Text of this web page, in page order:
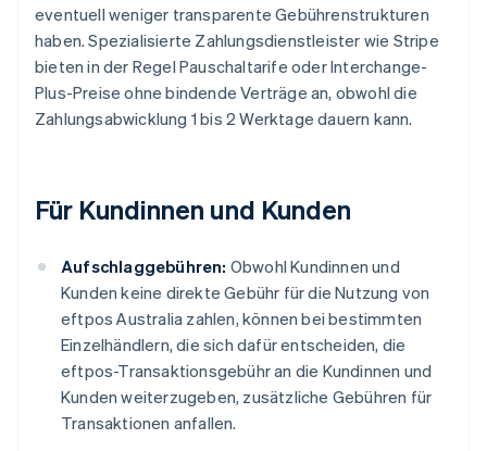
eventuell weniger transparente Gebührenstrukturen
haben. Spezialisierte Zahlungsdienstleister wie Stripe
bieten in der Regel Pauschaltarife oder Interchange-
Plus-Preise ohne bindende Verträge an, obwohl die
Zahlungsabwicklung 1 bis 2 Werktage dauern kann.
Für Kundinnen und Kunden
Aufschlaggebühren: Obwohl Kundinnen und
Kunden keine direkte Gebühr für die Nutzung von
eftpos Australia zahlen, können bei bestimmten
Einzelhändlern, die sich dafür entscheiden, die
eftpos-Transaktionsgebühr an die Kundinnen und
Kunden weiterzugeben, zusätzliche Gebühren für
Transaktionen anfallen.